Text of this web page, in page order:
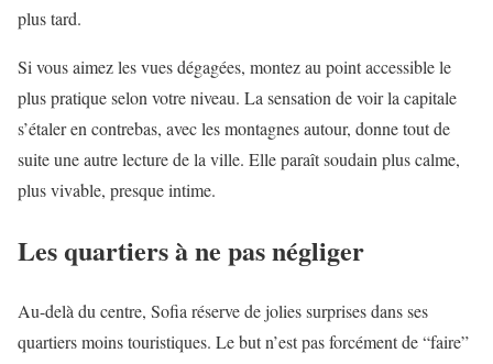
plus tard.
Si vous aimez les vues dégagées, montez au point accessible le
plus pratique selon votre niveau. La sensation de voir la capitale
s’étaler en contrebas, avec les montagnes autour, donne tout de
suite une autre lecture de la ville. Elle paraît soudain plus calme,
plus vivable, presque intime.
Les quartiers à ne pas négliger
Au-delà du centre, Sofia réserve de jolies surprises dans ses
quartiers moins touristiques. Le but n’est pas forcément de “faire”